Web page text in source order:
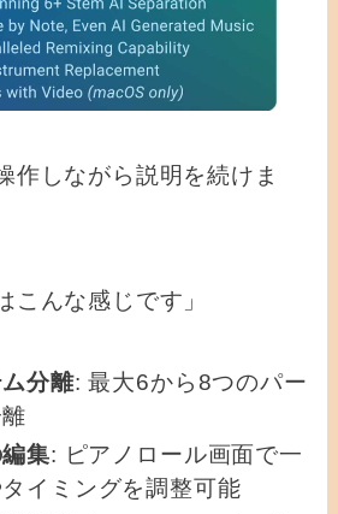
作しながら説明を続けま
こんな感じです」
分離: 最大6から8つのパー
集: ピアノロール画面で一
イミングを調整可能